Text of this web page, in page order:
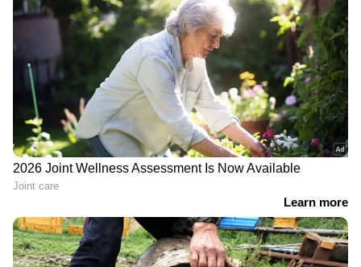
സർക്കാർ, രാജ്യത്ത്
ഇന്ധന പ്രതിസന്ധിയില്ലെന്ന
വാദവുമായി പെട്രോളിയം
മന്ത്രാലയം
പ്രതികാരം? 22ാം വയസ്സിൽ
ഇന്ത്യയെ
കണ്ണീരിലാഴ്ത്തിയ ഭീകരൻ
'ഡോക്ടർ'; ഒടുവിൽ
അജ്ഞാതരുടെ തോക്കിന്
മുന്നിൽ അവസാനം